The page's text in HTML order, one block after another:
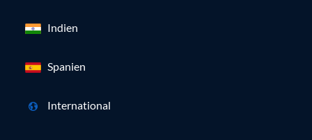
Indien
Spanien
International